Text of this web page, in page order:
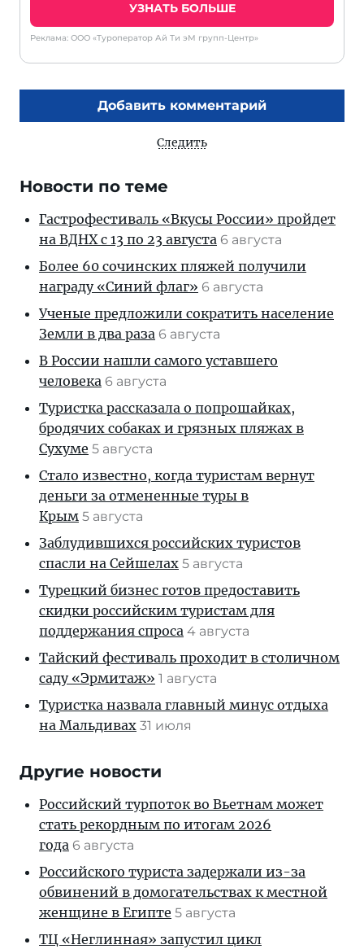
УЗНАТЬ БОЛЬШЕ
Реклама: ООО «Туроператор Ай Ти эМ групп-Центр»
Добавить комментарий
Следить
Новости по теме
Гастрофестиваль «Вкусы России» пройдет
на ВДНХ с 13 по 23 августа 6 августа
Более 60 сочинских пляжей получили
награду «Синий флаг» 6 августа
Ученые предложили сократить население
Земли в два раза 6 августа
В России нашли самого уставшего
человека 6 августа
Туристка рассказала о попрошайках,
бродячих собаках и грязных пляжах в
Сухуме 5 августа
Стало известно, когда туристам вернут
деньги за отмененные туры в
Крым 5 августа
Заблудившихся российских туристов
спасли на Сейшелах 5 августа
Турецкий бизнес готов предоставить
скидки российским туристам для
поддержания спроса 4 августа
Тайский фестиваль проходит в столичном
саду «Эрмитаж» 1 августа
Туристка назвала главный минус отдыха
на Мальдивах 31 июля
Другие новости
Российский турпоток во Вьетнам может
стать рекордным по итогам 2026
года 6 августа
Российского туриста задержали из-за
обвинений в домогательствах к местной
женщине в Египте 5 августа
ТЦ «Неглинная» запустил цикл